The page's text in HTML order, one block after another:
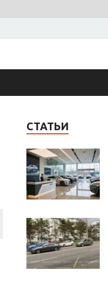
СТАТЬИ